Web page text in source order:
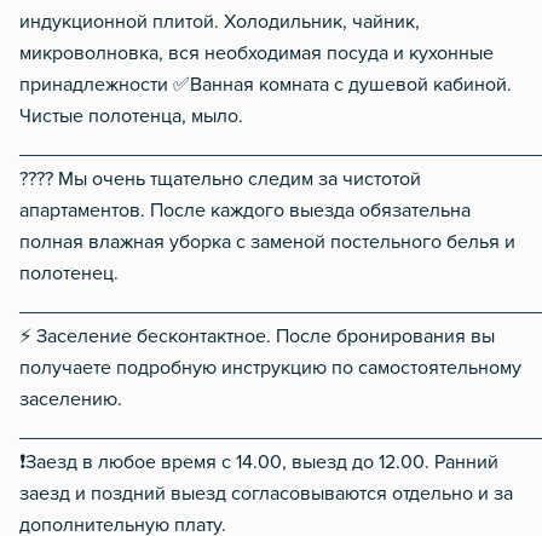
индукционной плитой. Холодильник, чайник,
микроволновка, вся необходимая посуда и кухонные
принадлежности ✅Ванная комната с душевой кабиной.
Чистые полотенца, мыло.
???? Мы очень тщательно следим за чистотой
апартаментов. После каждого выезда обязательна
полная влажная уборка с заменой постельного белья и
полотенец.
⚡ Заселение бесконтактное. После бронирования вы
получаете подробную инструкцию по самостоятельному
заселению.
❗Заезд в любое время с 14.00, выезд до 12.00. Ранний
заезд и поздний выезд согласовываются отдельно и за
дополнительную плату.